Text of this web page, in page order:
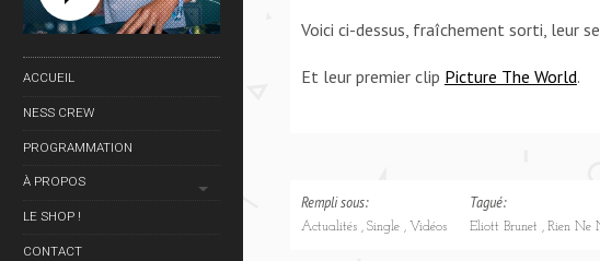
ACCUEIL
NESS CREW
PROGRAMMATION
À PROPOS
LE SHOP !
CONTACT
Voici ci-dessus, fraîchement sorti, leur
Et leur premier clip Picture The World.
Rempli sous:
Actualités Single Vidéos
Tagué:
Eliott Brunet Rien Ne